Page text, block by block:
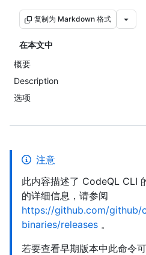
复制为 Markdown 格式
在本文中
概要
Description
选项
注意
此内容描述了 CodeQL CLI
的详细信息，请参阅
https://github.com/github/
binaries/releases 。
若要查看早期版本中此命令